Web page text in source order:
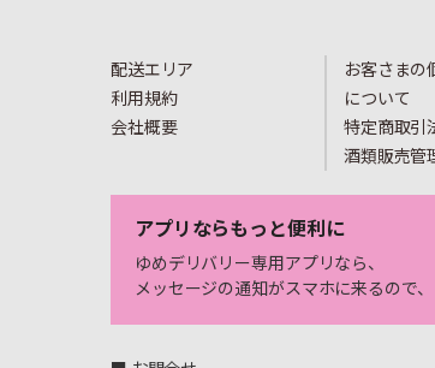
配送エリア
利用規約
会社概要
お客さまの
について
特定商取引
酒類販売管
アプリならもっと便利に
ゆめデリバリー専用アプリなら、
メッセージの通知がスマホに来るので、